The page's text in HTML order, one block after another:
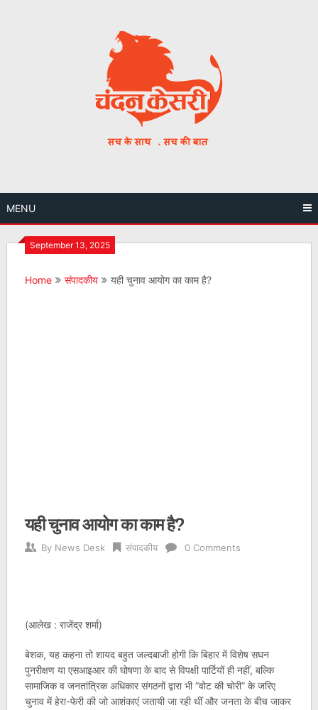
MENU
September 13, 2025
Home संपादकीय यही चुनाव आयोग का काम है?
यही चुनाव आयोग का काम है?
By News Desk संपादकीय 0 Comments
(आलेख : राजेंद्र शर्मा)
बेशक, यह कहना तो शायद बहुत जल्दबाजी होगी कि बिहार में विशेष सघन
पुनरीक्षण या एसआइआर की घोषणा के बाद से विपक्षी पार्टियों ही नहीं, बल्कि
सामाजिक व जनतांत्रिक अधिकार संगठनों द्वारा भी ”वोट की चोरी” के जरिए
चुनाव में हेरा-फेरी की जो आशंकाएं जतायी जा रही थीं और जनता के बीच जाकर